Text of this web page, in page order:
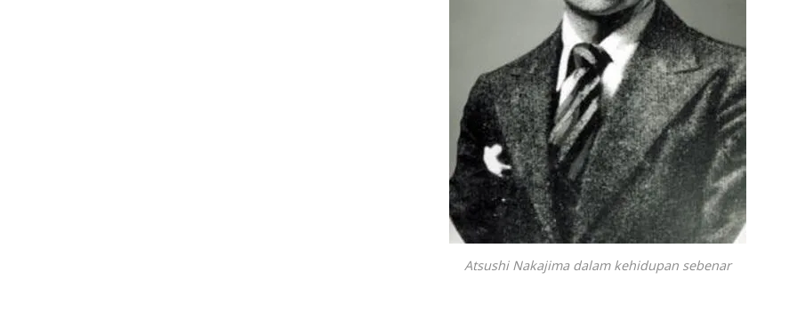
Atsushi Nakajima dalam kehidupan sebenar